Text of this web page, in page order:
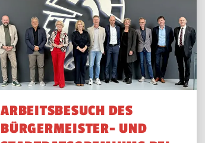
ARBEITSBESUCH DES
BÜRGERMEISTER- UND